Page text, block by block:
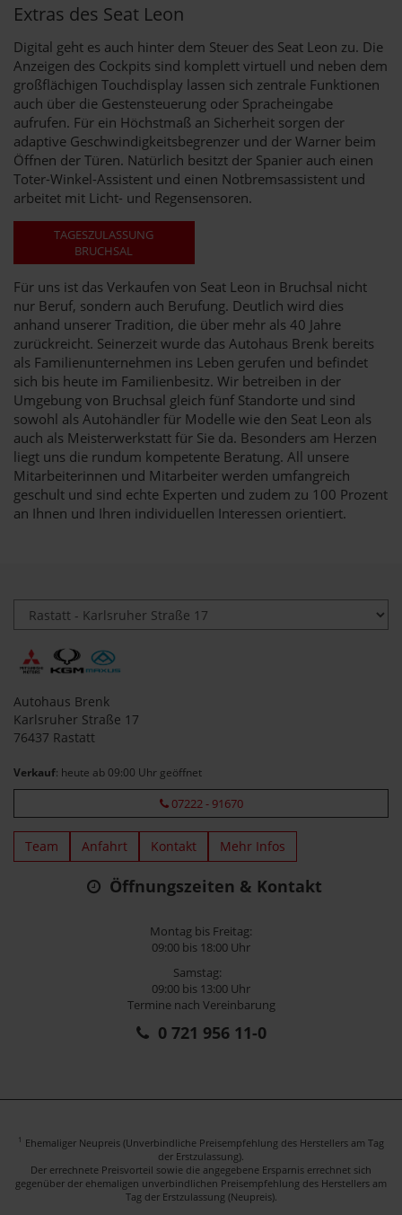
Extras des Seat Leon
Digital geht es auch hinter dem Steuer des Seat Leon zu. Die
Anzeigen des Cockpits sind komplett virtuell und neben dem
großflächigen Touchdisplay lassen sich zentrale Funktionen
auch über die Gestensteuerung oder Spracheingabe
aufrufen. Für ein Höchstmaß an Sicherheit sorgen der
adaptive Geschwindigkeitsbegrenzer und der Warner beim
Öffnen der Türen. Natürlich besitzt der Spanier auch einen
Toter-Winkel-Assistent und einen Notbremsassistent und
arbeitet mit Licht- und Regensensoren.
TAGESZULASSUNG
BRUCHSAL
Für uns ist das Verkaufen von Seat Leon in Bruchsal nicht
nur Beruf, sondern auch Berufung. Deutlich wird dies
anhand unserer Tradition, die über mehr als 40 Jahre
zurückreicht. Seinerzeit wurde das Autohaus Brenk bereits
als Familienunternehmen ins Leben gerufen und befindet
sich bis heute im Familienbesitz. Wir betreiben in der
Umgebung von Bruchsal gleich fünf Standorte und sind
sowohl als Autohändler für Modelle wie den Seat Leon als
auch als Meisterwerkstatt für Sie da. Besonders am Herzen
liegt uns die rundum kompetente Beratung. All unsere
Mitarbeiterinnen und Mitarbeiter werden umfangreich
geschult und sind echte Experten und zudem zu 100 Prozent
an Ihnen und Ihren individuellen Interessen orientiert.
Autohaus Brenk
Karlsruher Straße 17
76437 Rastatt
Verkauf: heute ab 09:00 Uhr geöffnet
07222 - 91670
Team Anfahrt Kontakt Mehr Infos
Öffnungszeiten & Kontakt
Montag bis Freitag:
09:00 bis 18:00 Uhr
Samstag:
09:00 bis 13:00 Uhr
Termine nach Vereinbarung
0 721 956 11-0
1 Ehemaliger Neupreis (Unverbindliche Preisempfehlung des Herstellers am Tag
der Erstzulassung).
Der errechnete Preisvorteil sowie die angegebene Ersparnis errechnet sich
gegenüber der ehemaligen unverbindlichen Preisempfehlung des Herstellers am
Tag der Erstzulassung (Neupreis).